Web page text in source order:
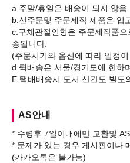
a.주말/휴일은 배송이 되지 않음.
b.선주문및 주문제작 제품은 입
c.구체관절인형은 주문제작품
송됩니다.
(주문시기와 옵션에 따라 일정
d.퀵배송은 서울/경기도에 한하
AS안내
* 수령후 7일이내에만 교환및
* 문제가 있는 경우 게시판이나
(카카오톡은 불가능)